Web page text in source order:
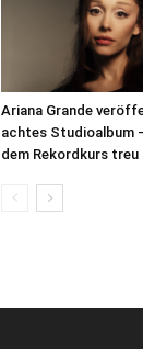
Ariana Grande
achtes Studioalbum
dem Rekordkurs treu